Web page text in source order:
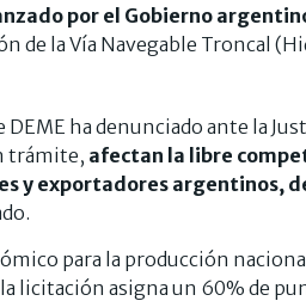
por el Gobierno
de la Vía Navegable Troncal
ha denunciado ante la
trámite, afectan la libre
y exportadores argentinos,
para la producción
licitación asigna un 60% de